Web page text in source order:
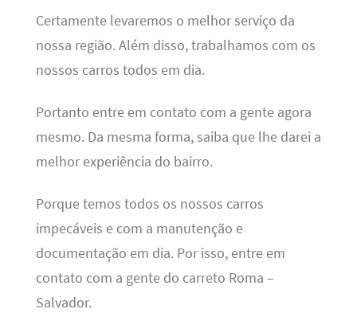
Certamente levaremos o melhor serviço da
nossa região. Além disso, trabalhamos com os
nossos carros todos em dia.
Portanto entre em contato com a gente agora
mesmo. Da mesma forma, saiba que lhe darei a
melhor experiência do bairro.
Porque temos todos os nossos carros
impecáveis e com a manutenção e
documentação em dia. Por isso, entre em
contato com a gente do carreto Roma –
Salvador.